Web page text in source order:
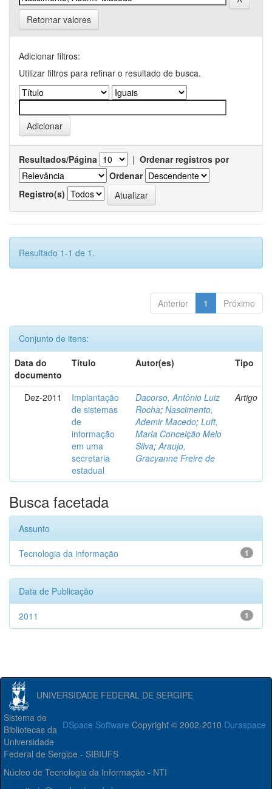
Retornar valores
Adicionar filtros:
Utilizar filtros para refinar o resultado de busca.
Resultados/Página | Ordenar registros por
Ordenar
Registro(s)
Resultado 1-1 de 1.
Anterior 1 Próximo
Conjunto de itens:
Data do
documento
Título Autor(es) Tipo
Dez-2011
Implantação
de sistemas
de
informação
em uma
secretaria
estadual
Dacorso, Antônio Luiz
Rocha; Nascimento,
Ademir Macedo; Luft,
Maria Conceição Melo
Silva;Araujo,
Gracyanne Freire de
Artigo
Busca facetada
Assunto
1
Tecnologia da informação
Data de Publicação
1
2011
UNIVERSIDADE FEDERAL DE SERGIPE
DSpace Software Copyright © 2002-2010 Duraspace
Sistema de
Bibliotecas da
Universidade
Federal de Sergipe - SIBIUFS
Núcleo de Tecnologia da Informação - NTI